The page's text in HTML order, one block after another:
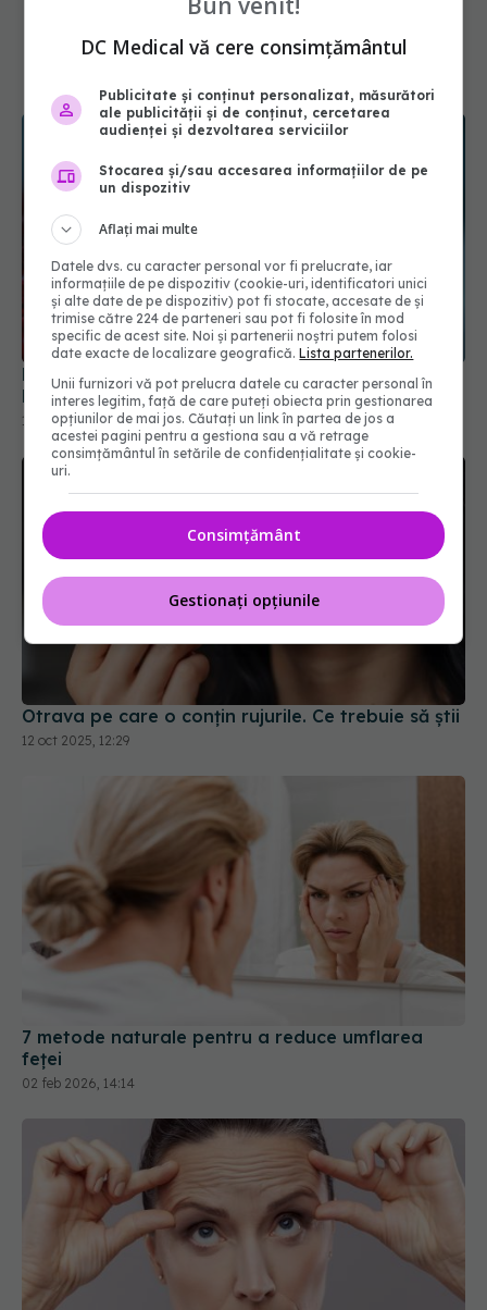
Manichiura cu gel, pericol pentru unghii. Semnul
banal adesea ignorat
15 dec 2025, 19:55
Otrava pe care o conțin rujurile. Ce trebuie să știi
12 oct 2025, 12:29
7 metode naturale pentru a reduce umflarea
feței
Greșelile banale care fac ridurile de pe frunte
DC Medical vă cere consimțământul
Publicitate și conținut personalizat, măsurători
ale publicității și de conținut, cercetarea
audienței și dezvoltarea serviciilor
Stocarea și/sau accesarea informațiilor de pe
un dispozitiv
Aflați mai multe
Datele dvs. cu caracter personal vor fi prelucrate, iar
informațiile de pe dispozitiv (cookie-uri, identificatori unici
și alte date de pe dispozitiv) pot fi stocate, accesate de și
trimise către 224 de parteneri sau pot fi folosite în mod
specific de acest site. Noi și partenerii noștri putem folosi
date exacte de localizare geografică.Lista partenerilor.
Unii furnizori vă pot prelucra datele cu caracter personal în
interes legitim, față de care puteți obiecta prin gestionarea
opțiunilor de mai jos. Căutați un link în partea de jos a
acestei pagini pentru a gestiona sau a vă retrage
consimțământul în setările de confidențialitate și cookie-
uri.
Consimțământ
Gestionați opțiunile